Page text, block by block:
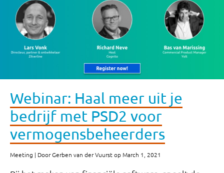
Webinar: Haal meer uit je
bedrijf met PSD2 voor
vermogensbeheerders
Meeting | Door Gerben van der Vuurst op March 1, 2021